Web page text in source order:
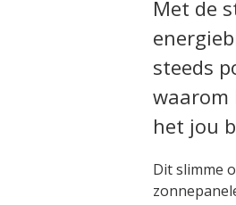
Met de
steeds
waarom
het jou
Dit slimme